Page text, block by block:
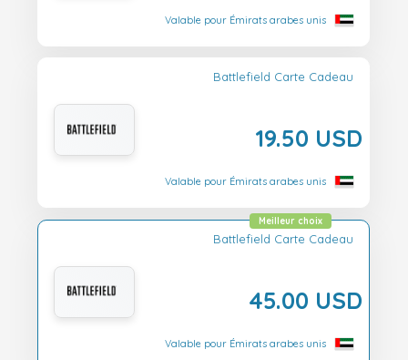
Valable pour Émirats arabes unis
Battlefield Carte Cadeau
19.50 USD
Valable pour Émirats arabes unis
Battlefield Carte Cadeau
45.00 USD
Meilleur choix
Valable pour Émirats arabes unis